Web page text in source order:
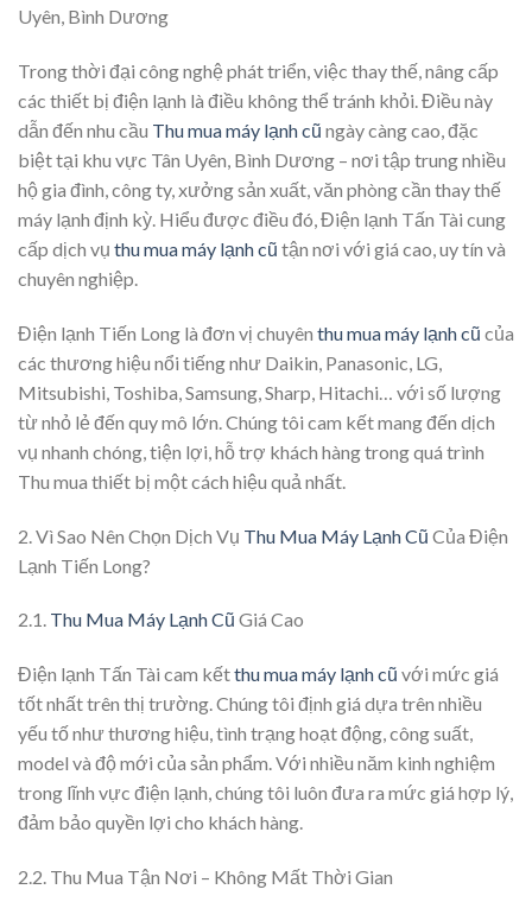
Uyên, Bình Dương
Trong thời đại công nghệ phát triển, việc thay thế, nâng cấp
các thiết bị điện lạnh là điều không thể tránh khỏi. Điều này
dẫn đến nhu cầu Thu mua máy lạnh cũ ngày càng cao, đặc
biệt tại khu vực Tân Uyên, Bình Dương – nơi tập trung nhiều
hộ gia đình, công ty, xưởng sản xuất, văn phòng cần thay thế
máy lạnh định kỳ. Hiểu được điều đó, Điện lạnh Tấn Tài cung
cấp dịch vụ thu mua máy lạnh cũ tận nơi với giá cao, uy tín và
chuyên nghiệp.
Điện lạnh Tiến Long là đơn vị chuyên thu mua máy lạnh cũ của
các thương hiệu nổi tiếng như Daikin, Panasonic, LG,
Mitsubishi, Toshiba, Samsung, Sharp, Hitachi… với số lượng
từ nhỏ lẻ đến quy mô lớn. Chúng tôi cam kết mang đến dịch
vụ nhanh chóng, tiện lợi, hỗ trợ khách hàng trong quá trình
Thu mua thiết bị một cách hiệu quả nhất.
2. Vì Sao Nên Chọn Dịch Vụ Thu Mua Máy Lạnh Cũ Của Điện
Lạnh Tiến Long?
2.1. Thu Mua Máy Lạnh Cũ Giá Cao
Điện lạnh Tấn Tài cam kếtthu mua máy lạnh cũ với mức giá
tốt nhất trên thị trường. Chúng tôi định giá dựa trên nhiều
yếu tố như thương hiệu, tình trạng hoạt động, công suất,
model và độ mới của sản phẩm. Với nhiều năm kinh nghiệm
trong lĩnh vực điện lạnh, chúng tôi luôn đưa ra mức giá hợp lý,
đảm bảo quyền lợi cho khách hàng.
2.2. Thu Mua Tận Nơi – Không Mất Thời Gian